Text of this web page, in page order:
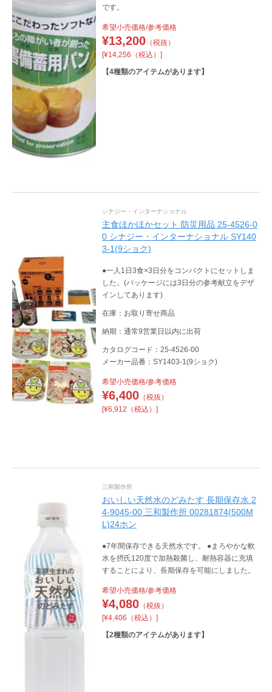
です。
希望小売価格/参考価格
¥13,200（税抜）
[¥14,256（税込）]
【4種類のアイテムがあります】
シナジー・インターナショナル
主食ほかほかセット 防災用品 25-4526-0
0 シナジー・インターナショナル SY140
3-1(9ショク)
●一人1日3食×3日分をコンパクトにセットしま
した。(パッケージには3日分の参考献立をデザ
インしてあります)
在庫：お取り寄せ商品
納期：通常9営業日以内に出荷
カタログコード：25-4526-00
メーカー品番：SY1403-1(9ショク)
希望小売価格/参考価格
¥6,400（税抜）
[¥6,912（税込）]
三和製作所
おいしい天然水のどみたす 長期保存水 2
4-9045-00 三和製作所 00281874(500M
L)24ホン
●7年間保存できる天然水です。 ●まろやかな軟
水を摂氏120度で加熱殺菌し、耐熱容器に充填
することにより、長期保存を可能にしました。
希望小売価格/参考価格
¥4,080（税抜）
[¥4,406（税込）]
【2種類のアイテムがあります】